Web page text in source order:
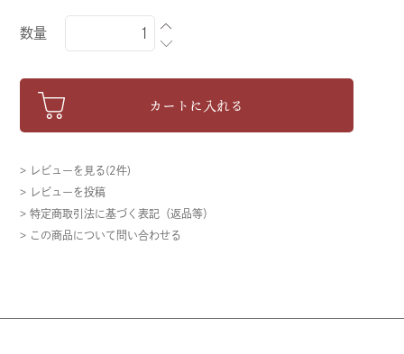
数量
カートに入れる
> レビューを見る(2件)
> レビューを投稿
> 特定商取引法に基づく表記（返品等）
> この商品について問い合わせる